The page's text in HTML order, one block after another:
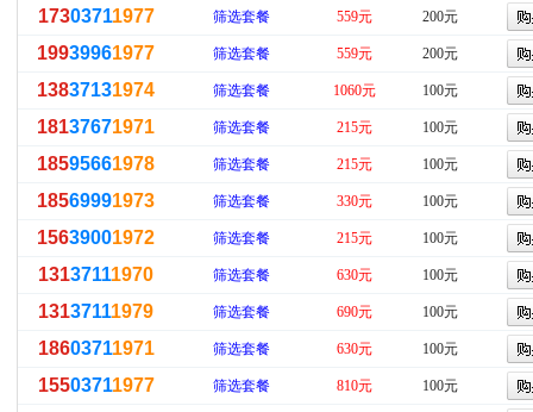
17303711977 筛选套餐 559元 200元
19939961977 筛选套餐 559元 200元
13837131974 筛选套餐 1060元 100元
18137671971 筛选套餐 215元 100元
18595661978 筛选套餐 215元 100元
18569991973 筛选套餐 330元 100元
15639001972 筛选套餐 215元 100元
13137111970 筛选套餐 630元 100元
13137111979 筛选套餐 690元 100元
18603711971 筛选套餐 630元 100元
15503711977 筛选套餐 810元 100元